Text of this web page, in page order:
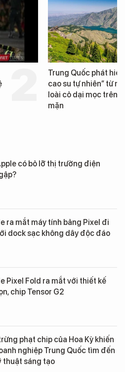
Loạt dự án bất động
Đà Nẵng sắp bị kiểm
có bỏ lỡ thị trường điện
ra mắt máy tính bảng Pixel đi
dock sạc không dây độc đáo
Pixel Fold ra mắt với thiết kế
chip Tensor G2
phạt chip của Hoa Kỳ khiến
nghiệp Trung Quốc tìm đến
thuật sáng tạo